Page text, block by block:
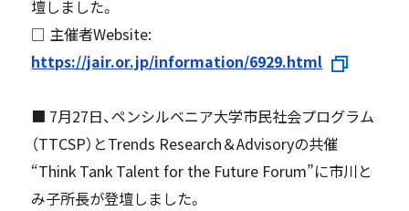
壇しました。
□ 主催者Website:
https://jair.or.jp/information/6929.html
■ 7月27日、ペンシルベニア大学市民社会プログラム
（TTCSP）とTrends Research＆Advisoryの共催
“Think Tank Talent for the Future Forum”に市川と
み子所長が登壇しました。